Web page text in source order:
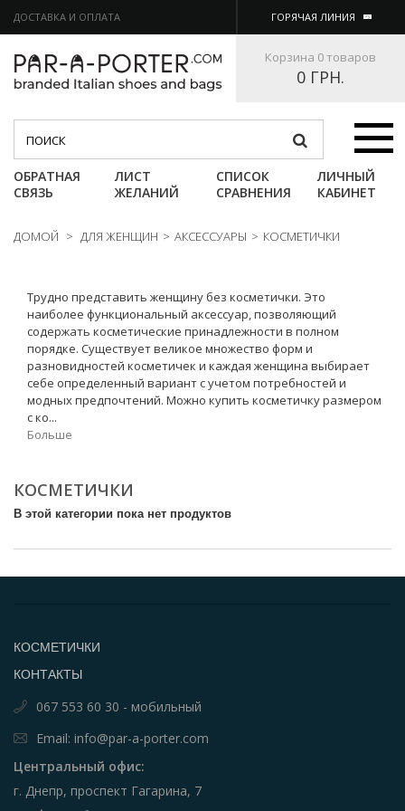
ДОСТАВКА И ОПЛАТА ГОРЯЧАЯ ЛИНИЯ
Корзина 0 товаров
0 ГРН.
Категории
ОБРАТНАЯ
СВЯЗЬ
ЛИСТ
ЖЕЛАНИЙ
СПИСОК
СРАВНЕНИЯ
ЛИЧНЫЙ
КАБИНЕТ
ДОМОЙ > ДЛЯ ЖЕНЩИН > АКСЕССУАРЫ > КОСМЕТИЧКИ
Трудно представить женщину без косметички. Это
наиболее функциональный аксессуар, позволяющий
содержать косметические принадлежности в полном
порядке. Существует великое множество форм и
разновидностей косметичек и каждая женщина выбирает
себе определенный вариант с учетом потребностей и
модных предпочтений. Можно купить косметичку размером
с ко...
Больше
КОСМЕТИЧКИ
В этой категории пока нет продуктов
КОСМЕТИЧКИ
КОНТАКТЫ
067 553 60 30 - мобильный
Email: info@par-a-porter.com
Центральный офис:
г. Днепр, проспект Гагарина, 7